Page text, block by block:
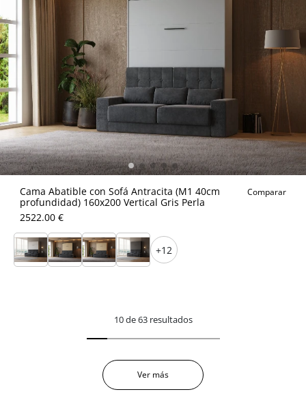
Cama Abatible con Sofá Antracita (M1 40cm
profundidad) 160x200 Vertical Gris Perla
Comparar
2522.00 €
+12
10 de 63 resultados
Ver más